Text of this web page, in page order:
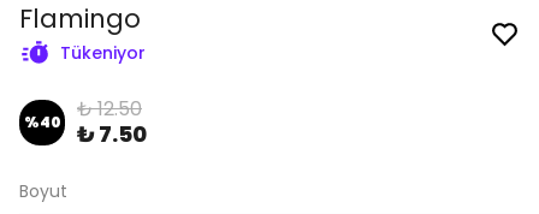
Flamingo
Tükeniyor
%40 ₺ 12.50
₺ 7.50
Boyut